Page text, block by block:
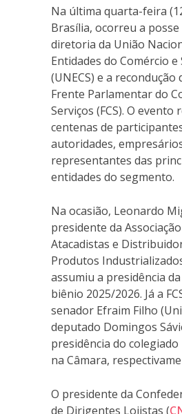
Na última quarta-feira
Brasília, ocorreu a posse
diretoria da União
Entidades do Comércio e
(UNECS) e a recondução
Frente Parlamentar do
Serviços (FCS). O evento
centenas de
autoridades,
representantes das
entidades do segmento.
Na ocasião, Leonardo
presidente da
Atacadistas e
Produtos
assumiu a presidência
biênio 2025/2026. Já a
senador Efraim Filho
deputado Domingos
presidência do colegiado
na Câmara,
O presidente da
de Dirigentes Lojistas (